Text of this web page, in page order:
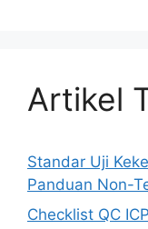
Artikel
Standar Uji
Panduan Non-
Checklist QC